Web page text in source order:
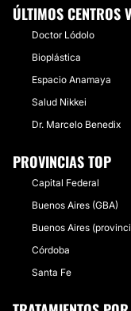
ÚLTIMOS CENTROS
Doctor Lódolo
Bioplástica
Espacio Anamaya
Salud Nikkei
Dr. Marcelo Benedix
PROVINCIAS TOP
Capital Federal
Buenos Aires (GBA)
Buenos Aires
Córdoba
Santa Fe